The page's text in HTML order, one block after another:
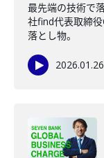
最先端の技術で
社find代表取締
落とし物。
2026.01.26